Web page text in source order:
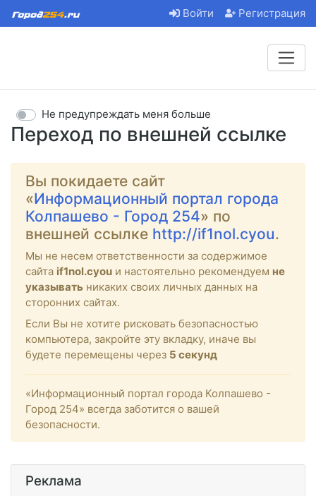
Войти Регистрация
Переход по внешней ссылке
Не предупреждать меня больше
Вы покидаете сайт
«Информационный портал города
Колпашево - Город 254» по
внешней ссылке http://if1nol.cyou.
Мы не несем ответственности за содержимое
сайта if1nol.cyou и настоятельно рекомендуем не
указывать никаких своих личных данных на
сторонних сайтах.
Если Вы не хотите рисковать безопасностью
компьютера, закройте эту вкладку, иначе вы
будете перемещены через 4 секунд
«Информационный портал города Колпашево -
Город 254» всегда заботится о вашей
безопасности.
Реклама